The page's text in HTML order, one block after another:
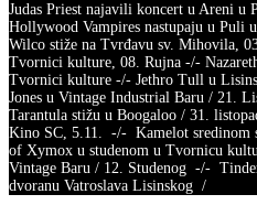
Judas Priest najavili koncert u Areni
Hollywood Vampires nastupaju u Puli
Wilco stiže na Tvrđavu sv. Mihovila,
Tvornici kulture, 08. Rujna -/-
Tvornici kulture -/- Jethro Tull u
Jones u Vintage Industrial Baru / 21.
Tarantula stižu u Boogaloo / 31.
Kino SC, 5.11. -/- Kamelot sredinom
of Xymox u studenom u Tvornicu
Vintage Baru / 12. Studenog -/-
dvoranu Vatroslava Lisinskog /